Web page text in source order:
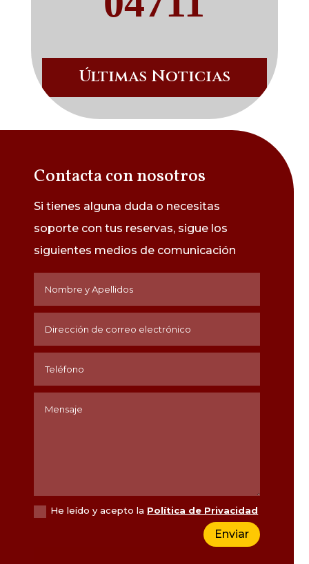
Últimas Noticias
Contacta con nosotros
Si tienes alguna duda o necesitas
soporte con tus reservas, sigue los
siguientes medios decomunicación
He leído y acepto la Política de Privacidad
Enviar